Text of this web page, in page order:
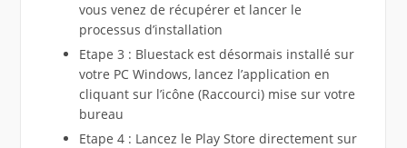
vous venez de récupérer et lancer le
processus d’installation
Etape 3 : Bluestack est désormais installé sur
votre PC Windows, lancez l’application en
cliquant sur l’icône (Raccourci) mise sur votre
bureau
Etape 4 : Lancez le Play Store directement sur